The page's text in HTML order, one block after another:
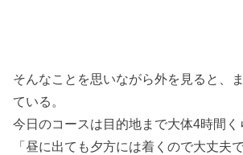
そんなことを思いながら外を見ると、
ている。
今日のコースは目的地まで大体4時間く
「昼に出ても夕方には着くので大丈夫